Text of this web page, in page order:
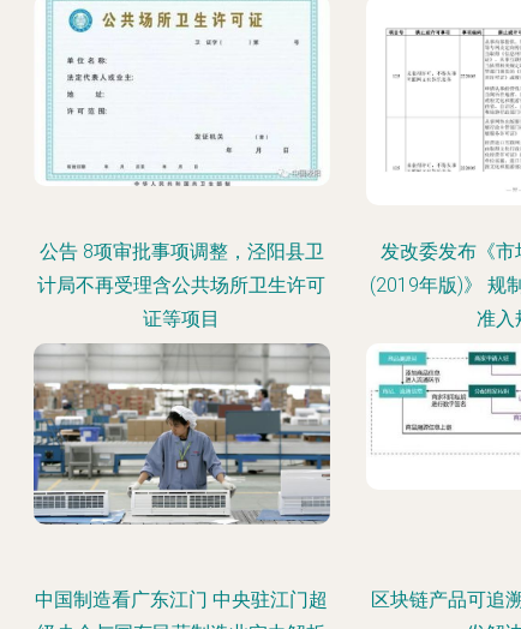
公告 8项审批事项调整，泾阳县卫
计局不再受理含公共场所卫生许可
证等项目
发改委发布《
(2019年版)》 规
准入
中国制造看广东江门 中央驻江门超
区块链产品可追